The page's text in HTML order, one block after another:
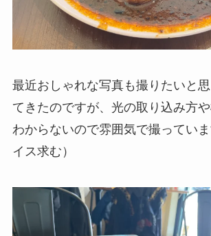
最近おしゃれな写真も撮りたいと
てきたのですが、光の取り込み方
わからないので雰囲気で撮ってい
イス求む）